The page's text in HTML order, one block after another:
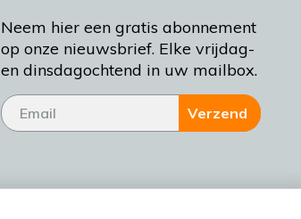
Neem hier een gratis abonnement
op onze nieuwsbrief. Elke vrijdag-
en dinsdagochtend in uw mailbox.
Verzend